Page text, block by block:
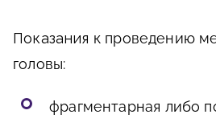
Показания к проведению
головы:
фрагментарная либо